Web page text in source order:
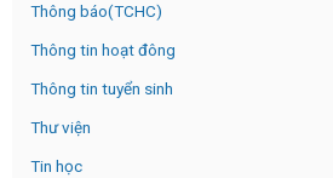
Thông báo(TCHC)
Thông tin hoạt đông
Thông tin tuyển sinh
Thư viện
Tin học